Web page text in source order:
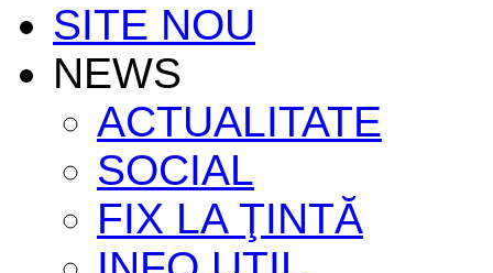
SITE NOU
NEWS
ACTUALITATE
SOCIAL
FIX LA ŢINTĂ